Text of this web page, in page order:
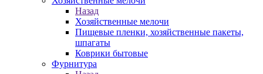
Назад
Хозяйственные мелочи
Пищевые пленки, хозяйственные пакеты,
шпагаты
Коврики бытовые
Фурнитура